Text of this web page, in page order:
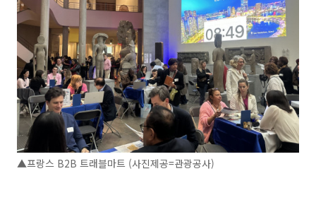
▲프랑스 B2B 트래블마트 (사진제공=관광공사)